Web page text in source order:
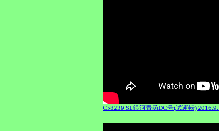
C58239 SL銀河青函DC号(試運転)